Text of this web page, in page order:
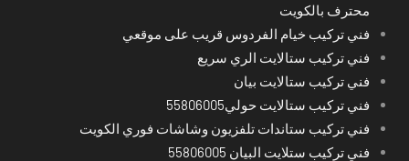
محترف بالكويت
فني تركيب خيام الفردوس قريب على موقعي
فني تركيب ستالايت الري سريع
فني تركيب ستالايت بيان
فني تركيب ستالايت حولي55806005
فني تركيب ستاندات تلفزيون وشاشات فوري الكويت
فني تركيب ستلايت البيان 55806005